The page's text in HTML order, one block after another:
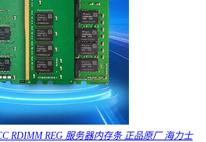
RDIMM REG 服务器内存条 正品原厂 海力士